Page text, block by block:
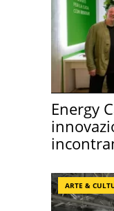
Energy
ARTE &